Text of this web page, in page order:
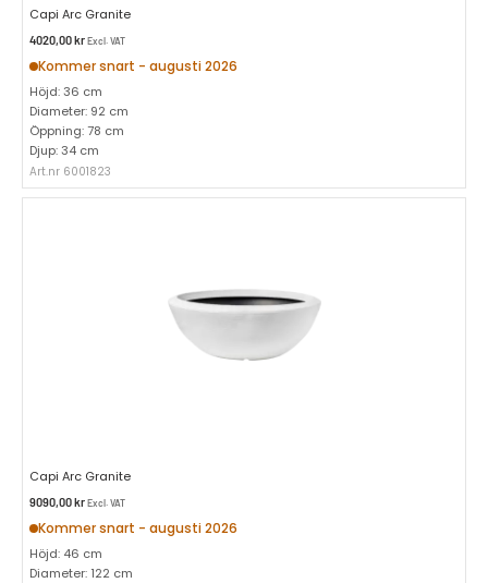
Capi Arc Granite
4020,00krExcl. VAT
Kommer snart - augusti 2026
Höjd: 36 cm
Diameter: 92 cm
Öppning: 78 cm
Djup: 34 cm
Art.nr 6001823
Capi Arc Granite
9090,00krExcl. VAT
Kommer snart - augusti 2026
Höjd: 46 cm
Diameter: 122 cm